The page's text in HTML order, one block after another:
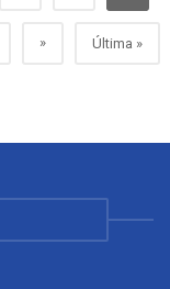
» Última »